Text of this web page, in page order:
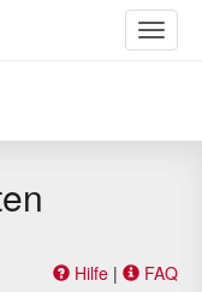
ein-/
Hilfe | FAQ